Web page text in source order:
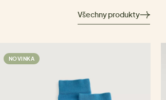
Všechny produkty
NOVINKA